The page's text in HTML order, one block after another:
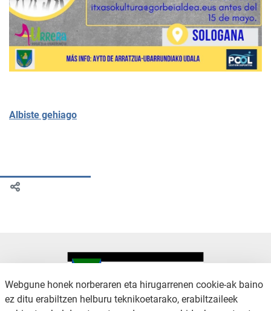
Albiste gehiago
Webgune honek norberaren eta hirugarrenen cookie-ak baino
ez ditu erabiltzen helburu teknikoetarako, erabiltzaileek